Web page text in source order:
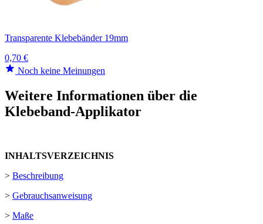
Transparente Klebebänder 19mm
0,70 €
Noch keine Meinungen
Weitere Informationen über die
Klebeband-Applikator
INHALTSVERZEICHNIS
> Beschreibung
> Gebrauchsanweisung
> Maße